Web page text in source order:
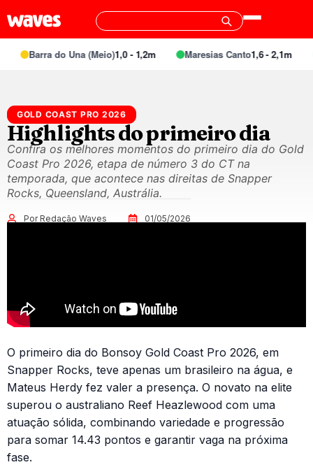
Barra do Una (Meio)1,0 - 1,2m Maresias Canto1,6 - 2,1m
GOLD COAST PRO 2026
Highlights do primeiro dia
Confira os melhores momentos do primeiro dia do Gold
Coast Pro 2026, etapa de número 3 do CT na
temporada, que acontece nas direitas de Snapper
Rocks, Queensland, Austrália.
Por Redação Waves 01/05/2026
O primeiro dia do Bonsoy Gold Coast Pro 2026, em
Snapper Rocks, teve apenas um brasileiro na água, e
Mateus Herdy fez valer a presença. O novato na elite
superou o australiano Reef Heazlewood com uma
atuação sólida, combinando variedade e progressão
para somar 14.43 pontos e garantir vaga na próxima
fase.